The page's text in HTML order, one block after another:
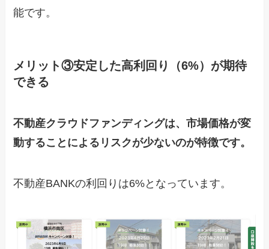
能です。
メリット③安定した高利回り（6%）が期待
できる
不動産クラウドファンディングは、市場価格が変
動することによるリスクが少ないのが特徴です。
不動産BANKの利回りは6%となっています。